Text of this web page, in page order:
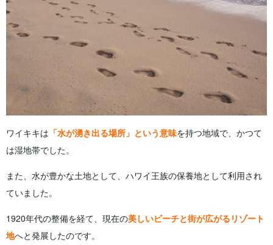
ワイキキは 「水が湧き出る場所」という意味を持つ地域で、かつて
は湿地帯でした。
また、水が豊かな土地として、ハワイ王族の保養地として利用され
ていました。
1920年代の整備を経て、現在の美しいビーチと街が広がるリゾート
地へと発展したのです。